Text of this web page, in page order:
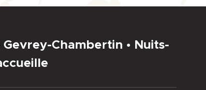
Chambertin • Nuits-